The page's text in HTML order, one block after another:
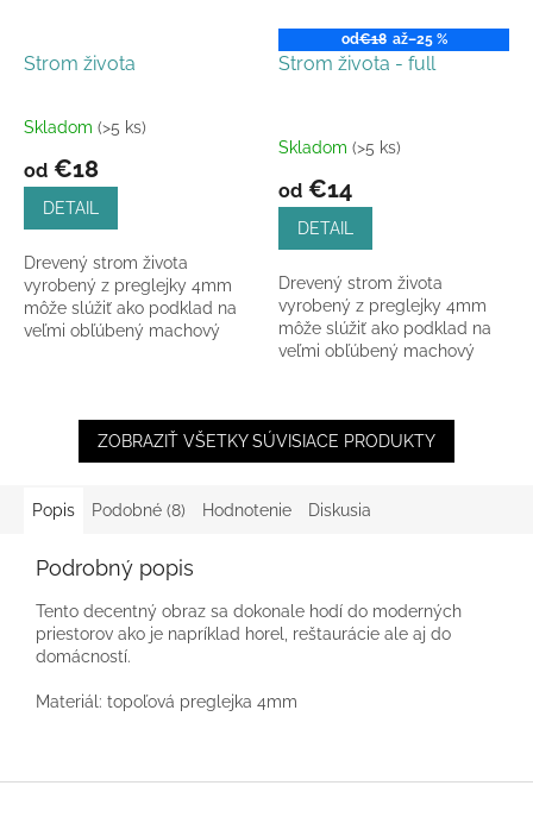
Strom života
Priemerné
produktu
5
hviezdičiek.
Skladom (>5 ks)
od €18
DETAIL
Drevený strom života
vyrobený z preglejky 4mm
môže slúžiť ako podklad na
veľmi obľúbený machový
od€18 až–25 %
Strom života - full
Skladom (>5 ks)
od €14
DETAIL
Drevený strom života
vyrobený z preglejky 4mm
môže slúžiť ako podklad na
veľmi obľúbený machový
ZOBRAZIŤ VŠETKY SÚVISIACE PRODUKTY
Popis Podobné (8) Hodnotenie Diskusia
Podrobný popis
Tento decentný obraz sa dokonale hodí do moderných
priestorov ako je napríklad horel, reštaurácie ale aj do
domácností.
Materiál: topoľová preglejka 4mm